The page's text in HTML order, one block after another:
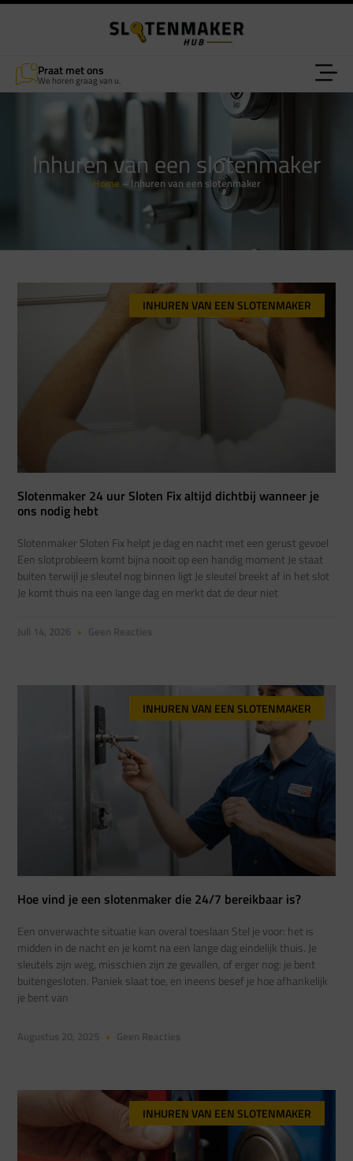
Praat met ons
We horen graag van u.
Inhuren van een slotenmaker
Home – Inhuren van een slotenmaker
INHUREN VAN EEN SLOTENMAKER
Slotenmaker 24 uur Sloten Fix altijd dichtbij wanneer je
ons nodig hebt
Slotenmaker Sloten Fix helpt je dag en nacht met een gerust gevoel
Een slotprobleem komt bijna nooit op een handig moment Je staat
buiten terwijl je sleutel nog binnen ligt Je sleutel breekt af in het slot
Je komt thuis na een lange dag en merkt dat de deur niet
Juli 14, 2026 Geen Reacties
INHUREN VAN EEN SLOTENMAKER
Hoe vind je een slotenmaker die 24/7 bereikbaar is?
Een onverwachte situatie kan overal toeslaan Stel je voor: het is
midden in de nacht en je komt na een lange dag eindelijk thuis. Je
sleutels zijn weg, misschien zijn ze gevallen, of erger nog: je bent
buitengesloten. Paniek slaat toe, en ineens besef je hoe afhankelijk
je bent van
Augustus 20, 2025 Geen Reacties
INHUREN VAN EEN SLOTENMAKER